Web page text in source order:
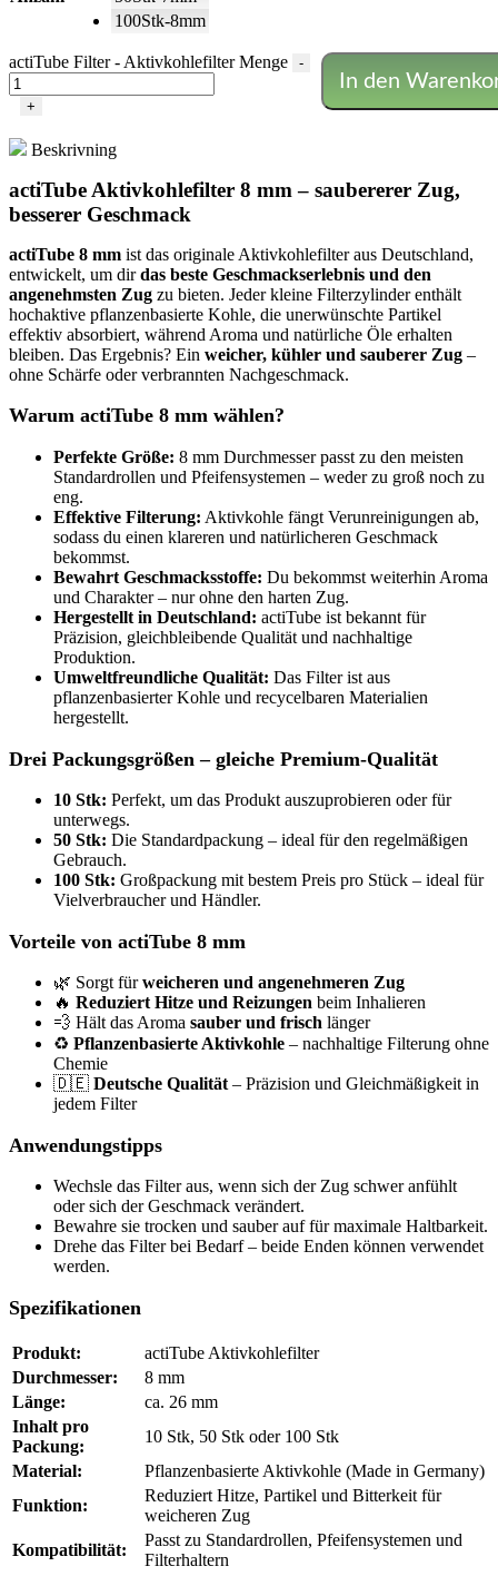
100Stk-8mm
actiTube Filter - Aktivkohlefilter Menge -
+
In den
Beskrivning
actiTube Aktivkohlefilter 8 mm – saubererer Zug,
besserer Geschmack
actiTube 8 mm ist das originale Aktivkohlefilter aus Deutschland,
entwickelt, um dirdas beste Geschmackserlebnis und den
angenehmsten Zug zu bieten. Jeder kleine Filterzylinder enthält
hochaktive pflanzenbasierte Kohle, die unerwünschte Partikel
effektiv absorbiert, während Aroma und natürliche Öle erhalten
bleiben. Das Ergebnis? Ein weicher, kühler und sauberer Zug –
ohne Schärfe oder verbrannten Nachgeschmack.
Warum actiTube 8 mm wählen?
Perfekte Größe: 8 mm Durchmesser passt zu den meisten
Standardrollen und Pfeifensystemen – weder zu groß noch zu
eng.
Effektive Filterung: Aktivkohle fängt Verunreinigungen ab,
sodass du einen klareren und natürlicheren Geschmack
bekommst.
Bewahrt Geschmacksstoffe: Du bekommst weiterhin Aroma
und Charakter – nur ohne den harten Zug.
Hergestellt in Deutschland: actiTube ist bekannt für
Präzision, gleichbleibende Qualität und nachhaltige
Produktion.
Umweltfreundliche Qualität: Das Filter ist aus
pflanzenbasierter Kohle und recycelbaren Materialien
hergestellt.
Drei Packungsgrößen – gleiche Premium-Qualität
10 Stk: Perfekt, um das Produkt auszuprobieren oder für
unterwegs.
50 Stk: Die Standardpackung – ideal für den regelmäßigen
Gebrauch.
100 Stk: Großpackung mit bestem Preis pro Stück – ideal für
Vielverbraucher und Händler.
Vorteile von actiTube 8 mm
🌿 Sorgt fürweicheren und angenehmeren Zug
🔥 Reduziert Hitze und Reizungen beim Inhalieren
💨 Hält das Aroma sauber und frisch länger
♻️ Pflanzenbasierte Aktivkohle – nachhaltige Filterung ohne
Chemie
🇩🇪 Deutsche Qualität – Präzision und Gleichmäßigkeit in
jedem Filter
Anwendungstipps
Wechsle das Filter aus, wenn sich der Zug schwer anfühlt
oder sich der Geschmack verändert.
Bewahre sie trocken und sauber auf für maximale Haltbarkeit.
Drehe das Filter bei Bedarf – beide Enden können verwendet
werden.
Spezifikationen
Produkt:
actiTube Aktivkohlefilter
Durchmesser:
8 mm
Länge:
ca. 26 mm
Inhalt pro
Packung:
10 Stk, 50 Stk oder 100 Stk
Material:
Pflanzenbasierte Aktivkohle (Made in Germany)
Funktion:
Reduziert Hitze, Partikel und Bitterkeit für
weicheren Zug
Kompatibilität:
Passt zu Standardrollen, Pfeifensystemen und
Filterhaltern